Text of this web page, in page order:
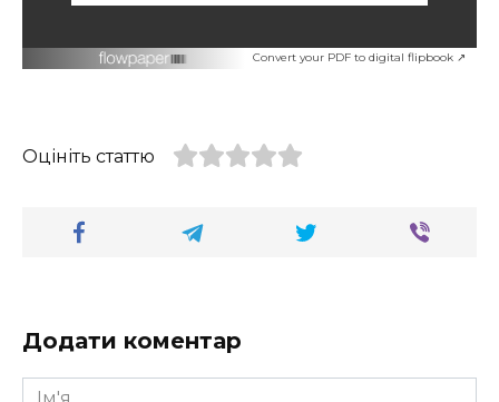
Convert your PDF to digital flipbook ↗
Оцініть статтю
Додати коментар
Ім'я